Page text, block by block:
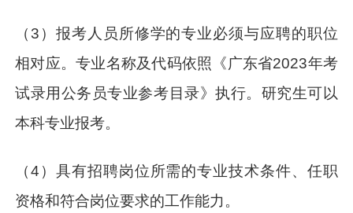
（3）报考人员所修学的专业必须与应聘的职位
相对应。专业名称及代码依照《广东省2023年考
试录用公务员专业参考目录》执行。研究生可以
本科专业报考。
（4）具有招聘岗位所需的专业技术条件、任职
资格和符合岗位要求的工作能力。